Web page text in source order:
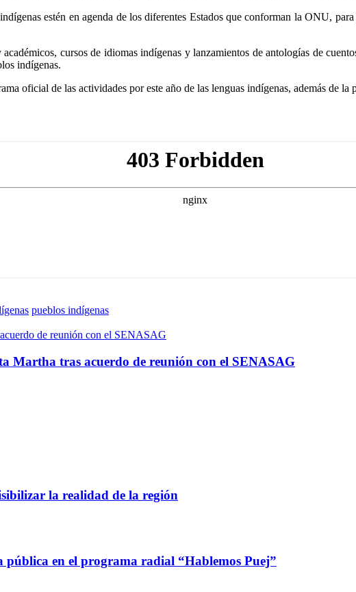
estén en agenda de los diferentes Estados que conforman la ONU,
cursos de idiomas indígenas y lanzamientos de antologías de
indígenas.
oficial de las actividades por este año de las lenguas indígenas, además de
pueblos indígenas
de reunión con el SENASAG
Martha tras acuerdo de reunión con el SENASAG
la realidad de la región
pública en el programa radial “Hablemos Puej”